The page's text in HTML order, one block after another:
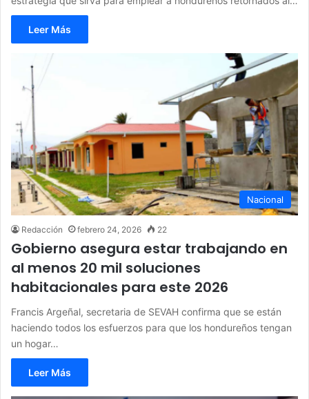
Leer Más
Nacional
Redacción febrero 24, 2026 22
Gobierno asegura estar trabajando en
al menos 20 mil soluciones
habitacionales para este 2026
Francis Argeñal, secretaria de SEVAH confirma que se están
haciendo todos los esfuerzos para que los hondureños tengan
un hogar…
Leer Más